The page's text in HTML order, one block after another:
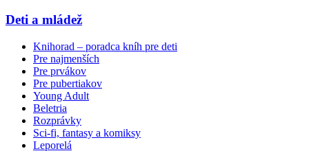
Deti a mládež
Knihorad – poradca kníh pre deti
Pre najmenších
Pre prvákov
Pre pubertiakov
Young Adult
Beletria
Rozprávky
Sci-fi, fantasy a komiksy
Leporelá